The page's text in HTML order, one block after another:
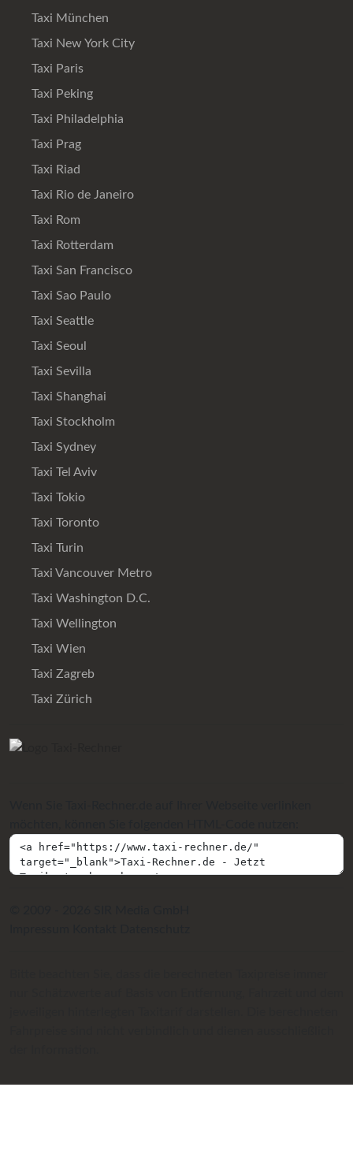
Taxi München
Taxi New York City
Taxi Paris
Taxi Peking
Taxi Philadelphia
Taxi Prag
Taxi Riad
Taxi Rio de Janeiro
Taxi Rom
Taxi Rotterdam
Taxi San Francisco
Taxi Sao Paulo
Taxi Seattle
Taxi Seoul
Taxi Sevilla
Taxi Shanghai
Taxi Stockholm
Taxi Sydney
Taxi Tel Aviv
Taxi Tokio
Taxi Toronto
Taxi Turin
Taxi Vancouver Metro
Taxi Washington D.C.
Taxi Wellington
Taxi Wien
Taxi Zagreb
Taxi Zürich